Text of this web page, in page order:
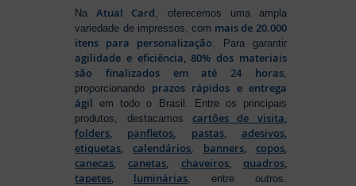
NaAtual Card , oferecemos uma ampla
variedade de impressos, com mais de 20.000
itens para personalização . Para garantir
agilidade e eficiência, 80% dos materiais
são finalizados em até 24 horas,
proporcionando prazos rápidos e entrega
ágil em todo o Brasil. Entre os principais
produtos, destacamos cartões de visita,
folders, panfletos, pastas, adesivos,
etiquetas,calendários, banners, copos,
canecas,canetas, chaveiros, quadros,
tapetes, luminárias , entre outros.